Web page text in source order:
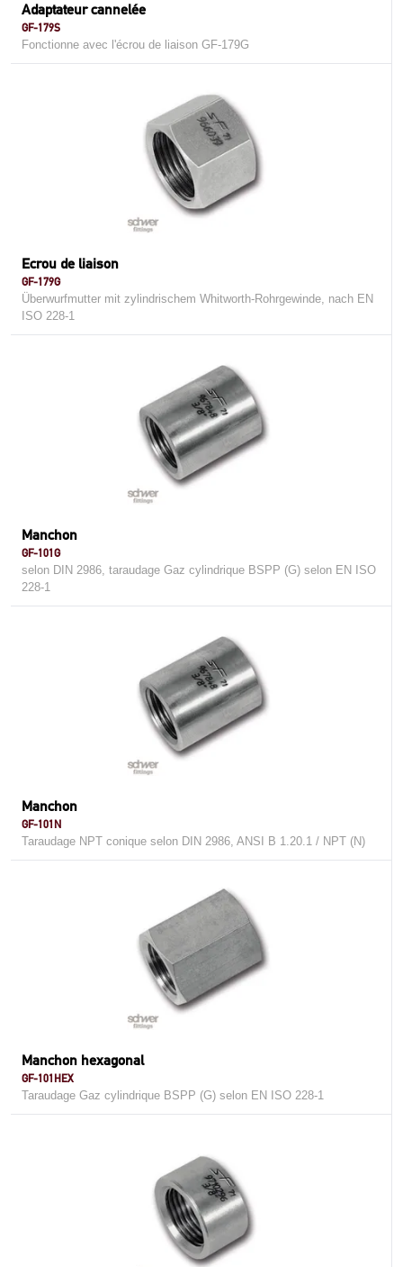
Adaptateur cannelée
GF-179S
Fonctionne avec l'écrou de liaison GF-179G
Ecrou de liaison
GF-179G
Überwurfmutter mit zylindrischem Whitworth-Rohrgewinde, nach EN
ISO 228-1
Manchon
GF-101G
selon DIN 2986, taraudage Gaz cylindrique BSPP (G) selon EN ISO
228-1
Manchon
GF-101N
Taraudage NPT conique selon DIN 2986, ANSI B 1.20.1 / NPT (N)
Manchon hexagonal
GF-101HEX
Taraudage Gaz cylindrique BSPP (G) selon EN ISO 228-1